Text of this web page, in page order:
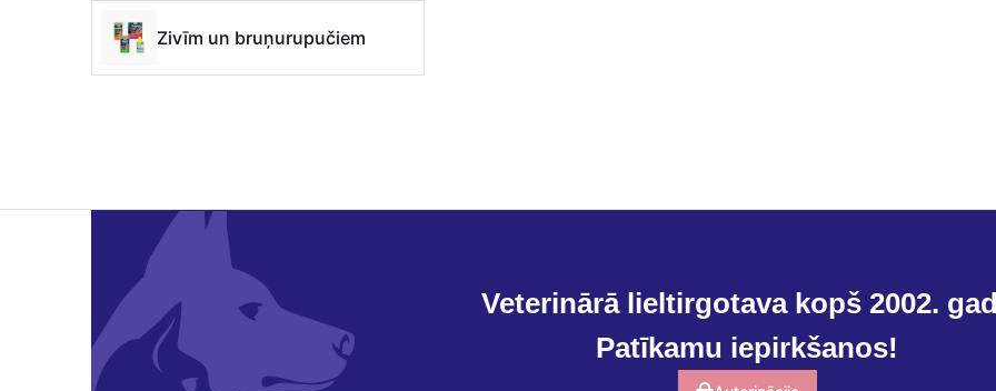
Zivīm un bruņurupučiem
Veterinārā lieltirgotava kopš 2002.
Patīkamu iepirkšanos!